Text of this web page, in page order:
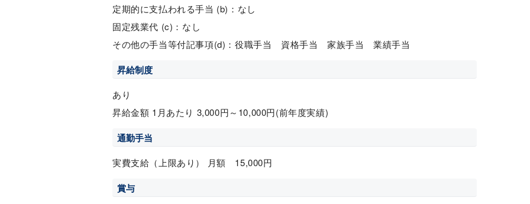
定期的に支払われる手当 (b)：なし
固定残業代 (c)：なし
その他の手当等付記事項(d)：役職手当 資格手当 家族手当 業績手当
昇給制度
あり
昇給金額 1月あたり 3,000円～10,000円(前年度実績)
通勤手当
実費支給（上限あり） 月額 15,000円
賞与